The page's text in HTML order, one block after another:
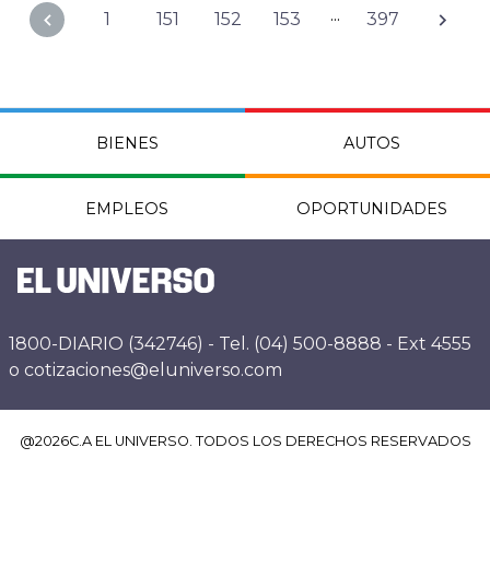
1 151 152 153 ... 397
BIENES AUTOS
EMPLEOS OPORTUNIDADES
1800-DIARIO (342746) - Tel. (04) 500-8888 - Ext 4555
o cotizaciones@eluniverso.com
@2026C.A EL UNIVERSO. TODOS LOS DERECHOS RESERVADOS